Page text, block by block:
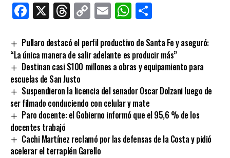
Facebook
X Threads
CopyEmailWhatsApp
Pullaro destacó el perfil productivo de Santa Fe y aseguró:
“La única manera de salir adelante es producir más”
Destinan casi $100 millones a obras y equipamiento para
escuelas de San Justo
Suspendieron la licencia del senador Oscar Dolzani luego de
ser filmado conduciendo con celular y mate
Paro docente: el Gobierno informó que el 95,6 % de los
docentes trabajó
Cachi Martínez reclamó por las defensas de la Costa y pidió
acelerar el terraplén Garello